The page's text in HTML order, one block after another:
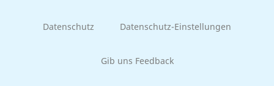
Datenschutz Datenschutz-Einstellungen
Gib uns Feedback